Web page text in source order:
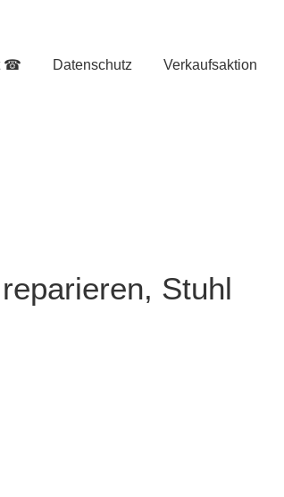
☎ Datenschutz Verkaufsaktion
Stuhl